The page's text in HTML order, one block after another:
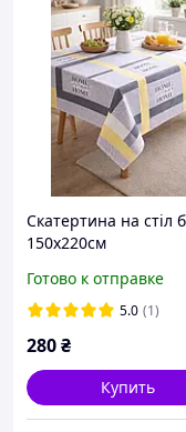
Скатертина на стіл
150х220см
Готово к отправке
5.0 (1)
280₴
Купить